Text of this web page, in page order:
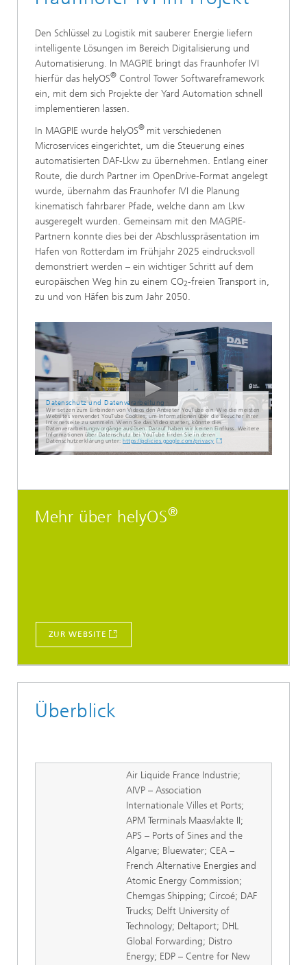
Den Schlüssel zu Logistik mit sauberer Energie liefern
intelligente Lösungen im Bereich Digitalisierung und
Automatisierung. In MAGPIE bringt das Fraunhofer IVI
hierfür das helyOS® Control Tower Softwareframework
ein, mit dem sich Projekte der Yard Automation schnell
implementieren lassen.
In MAGPIE wurde helyOS® mit verschiedenen
Microservices eingerichtet, um die Steuerung eines
automatisierten DAF-Lkw zu übernehmen. Entlang einer
Route, die durch Partner im OpenDrive-Format angelegt
wurde, übernahm das Fraunhofer IVI die Planung
kinematisch fahrbarer Pfade, welche dann am Lkw
ausgeregelt wurden. Gemeinsam mit den MAGPIE-
Partnern konnte dies bei der Abschlusspräsentation im
Hafen von Rotterdam im Frühjahr 2025 eindrucksvoll
demonstriert werden – ein wichtiger Schritt auf dem
europäischen Weg hin zu einem CO2-freien Transport in,
zu und von Häfen bis zum Jahr 2050.
Datenschutz und Datenverarbeitung
Wir setzen zum Einbinden von Videos den Anbieter YouTube ein. Wie die meisten
Websites verwendet YouTube Cookies, um Informationen über die Besucher ihrer
Internetseite zu sammeln. Wenn Sie das Video starten, könnte dies
Datenverarbeitungsvorgänge auslösen. Darauf haben wir keinen Einfluss. Weitere
Informationen über Datenschutz bei YouTube finden Sie in deren
Datenschutzerklärung unter: https://policies.google.com/privacy
Mehr über helyOS®
ZUR WEBSITE
Überblick
Air Liquide France Industrie;
AIVP – Association
Internationale Villes et Ports;
APM Terminals Maasvlakte II;
APS – Ports of Sines and the
Algarve; Bluewater; CEA –
French Alternative Energies and
Atomic Energy Commission;
Chemgas Shipping; Circoé; DAF
Trucks; Delft University of
Technology; Deltaport; DHL
Global Forwarding; Distro
Energy; EDP – Centre for New